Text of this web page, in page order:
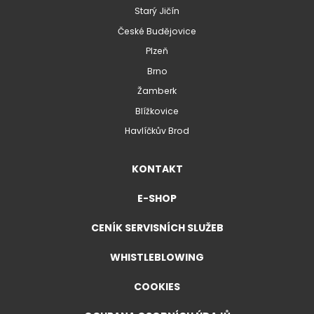
Starý Jičín
České Budějovice
Plzeň
Brno
Žamberk
Blížkovice
Havlíčkův Brod
KONTAKT
E-SHOP
CENÍK SERVISNÍCH SLUŽEB
WHISTLEBLOWING
COOKIES